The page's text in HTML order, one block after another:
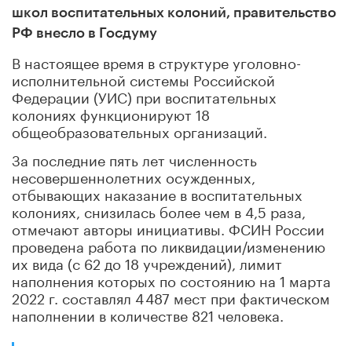
школ воспитательных колоний, правительство
РФ внесло в Госдуму
В настоящее время в структуре уголовно-
исполнительной системы Российской
Федерации (УИС) при воспитательных
колониях функционируют 18
общеобразовательных организаций.
За последние пять лет численность
несовершеннолетних осужденных,
отбывающих наказание в воспитательных
колониях, снизилась более чем в 4,5 раза,
отмечают авторы инициативы. ФСИН России
проведена работа по ликвидации/изменению
их вида (с 62 до 18 учреждений), лимит
наполнения которых по состоянию на 1 марта
2022 г. составлял 4 487 мест при фактическом
наполнении в количестве 821 человека.